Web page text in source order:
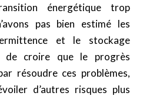
énergétique trop
pas bien estimé les
et le stockage
de croire que le progrès
résoudre ces problèmes,
d’autres risques plus